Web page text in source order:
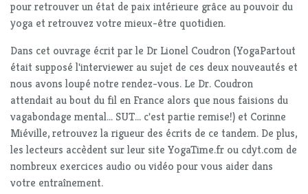
pour retrouver un état de paix intérieure grâce au pouvoir du
yoga et retrouvez votre mieux-être quotidien.
Dans cet ouvrage écrit par le Dr Lionel Coudron (YogaPartout
était supposé l'interviewer au sujet de ces deux nouveautés et
nous avons loupé notre rendez-vous. Le Dr. Coudron
attendait au bout du fil en France alors que nous faisions du
vagabondage mental... SUT... c'est partie remise!) et Corinne
Miéville, retrouvez la rigueur des écrits de ce tandem. De plus,
les lecteurs accèdent sur leur site YogaTime.fr ou cdyt.com de
nombreux exercices audio ou vidéo pour vous aider dans
votre entraînement.